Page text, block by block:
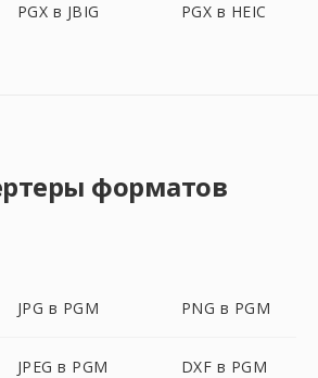
PGX в JBIG PGX в HEIC
форматов
JPG в PGM PNG в PGM
JPEG в PGM DXF в PGM